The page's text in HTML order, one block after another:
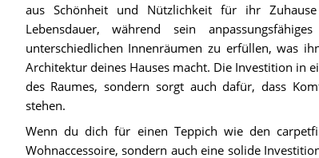
aus Schönheit und Nützlichkeit für ihr
Lebensdauer, während sein
unterschiedlichen Innenräumen zu erfüllen, was
Architektur deines Hauses macht. Die Investition in
des Raumes, sondern sorgt auch dafür, dass
stehen.
Wenn du dich für einen Teppich wie den
Wohnaccessoire, sondern auch eine solide